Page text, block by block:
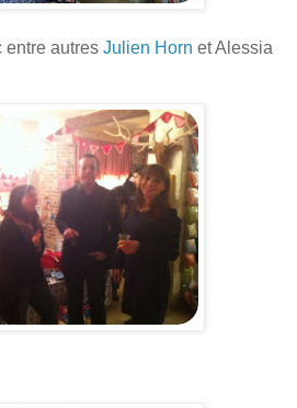
entre autres Julien Horn et Alessia